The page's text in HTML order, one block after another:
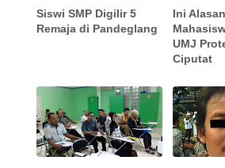
Siswi SMP Digilir 5
Remaja di Pandeglang
Ini
UMJ
Ciputat